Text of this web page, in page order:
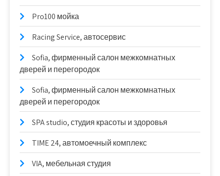
Pro100 мойка
Racing Service, автосервис
Sofia, фирменный салон межкомнатных
дверей и перегородок
Sofia, фирменный салон межкомнатных
дверей и перегородок
SPA studio, студия красоты и здоровья
TIME 24, автомоечный комплекс
VIA, мебельная студия